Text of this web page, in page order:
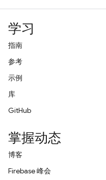
学习
指南
参考
示例
库
GitHub
掌握动态
博客
Firebase 峰会